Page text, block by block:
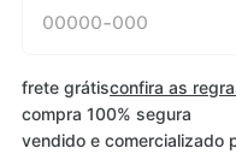
frete grátisconfira as
compra 100% segura
vendido e comercializado